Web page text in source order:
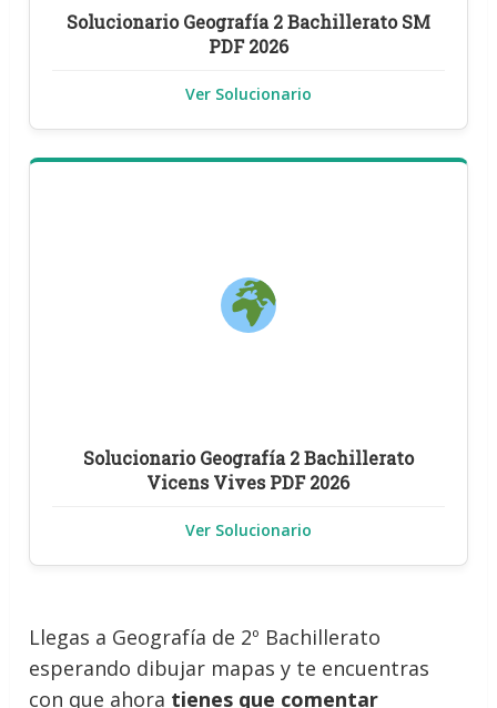
Solucionario Geografía 2 Bachillerato SM
PDF 2026
Ver Solucionario
Solucionario Geografía 2 Bachillerato
Vicens Vives PDF 2026
Ver Solucionario
Llegas a Geografía de 2º Bachillerato
esperando dibujar mapas y te encuentras
con que ahora tienes que comentar